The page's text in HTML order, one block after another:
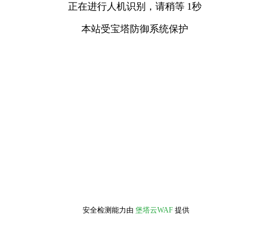
正在进行人机识别，请稍等 1秒
本站受宝塔防御系统保护
安全检测能力由 堡塔云WAF 提供